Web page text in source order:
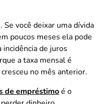
você deixar uma dívida
poucos meses ela pode
incidência de juros
a taxa mensal é
no mês anterior.
de empréstimoé o